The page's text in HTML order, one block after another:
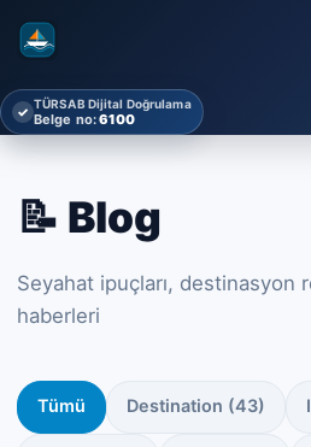
✓ TÜRSAB Dijital Doğrulama
Belge no:6100
📝 Blog
Seyahat ipuçları, destinasyon
haberleri
Tümü Destination (43)